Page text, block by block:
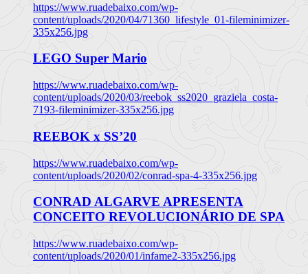
https://www.ruadebaixo.com/wp-
content/uploads/2020/04/71360_lifestyle_01-fileminimizer-
335x256.jpg
LEGO Super Mario
https://www.ruadebaixo.com/wp-
content/uploads/2020/03/reebok_ss2020_graziela_costa-
7193-fileminimizer-335x256.jpg
REEBOK x SS’20
https://www.ruadebaixo.com/wp-
content/uploads/2020/02/conrad-spa-4-335x256.jpg
CONRAD ALGARVE APRESENTA
CONCEITO REVOLUCIONÁRIO DE SPA
https://www.ruadebaixo.com/wp-
content/uploads/2020/01/infame2-335x256.jpg